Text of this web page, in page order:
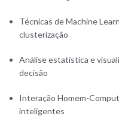
Técnicas de Machine
clusterização
Análise estatística e
decisão
Interação Homem-
inteligentes